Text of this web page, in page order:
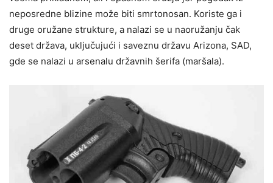
neposredne blizine može biti smrtonosan. Koriste ga i
druge oružane strukture, a nalazi se u naoružanju čak
deset država, uključujući i saveznu državu Arizona, SAD,
gde se nalazi u arsenalu državnih šerifa (maršala).